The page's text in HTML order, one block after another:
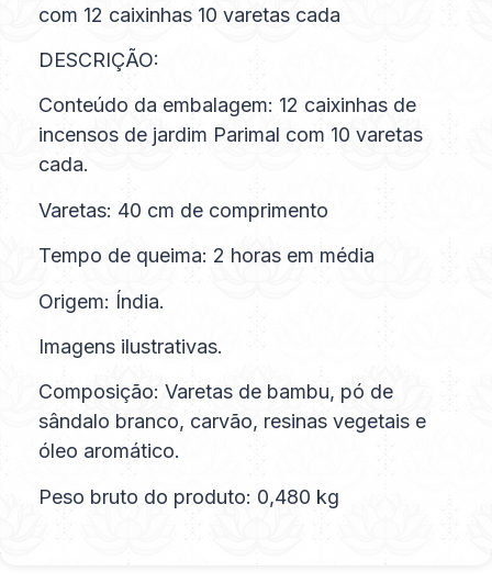
com 12 caixinhas 10 varetas cada
DESCRIÇÃO:
Conteúdo da embalagem: 12 caixinhas de
incensos de jardim Parimal com 10 varetas
cada.
Varetas: 40 cm de comprimento
Tempo de queima: 2 horas em média
Origem: Índia.
Imagens ilustrativas.
Composição: Varetas de bambu, pó de
sândalo branco, carvão, resinas vegetais e
óleo aromático.
Peso bruto do produto: 0,480 kg